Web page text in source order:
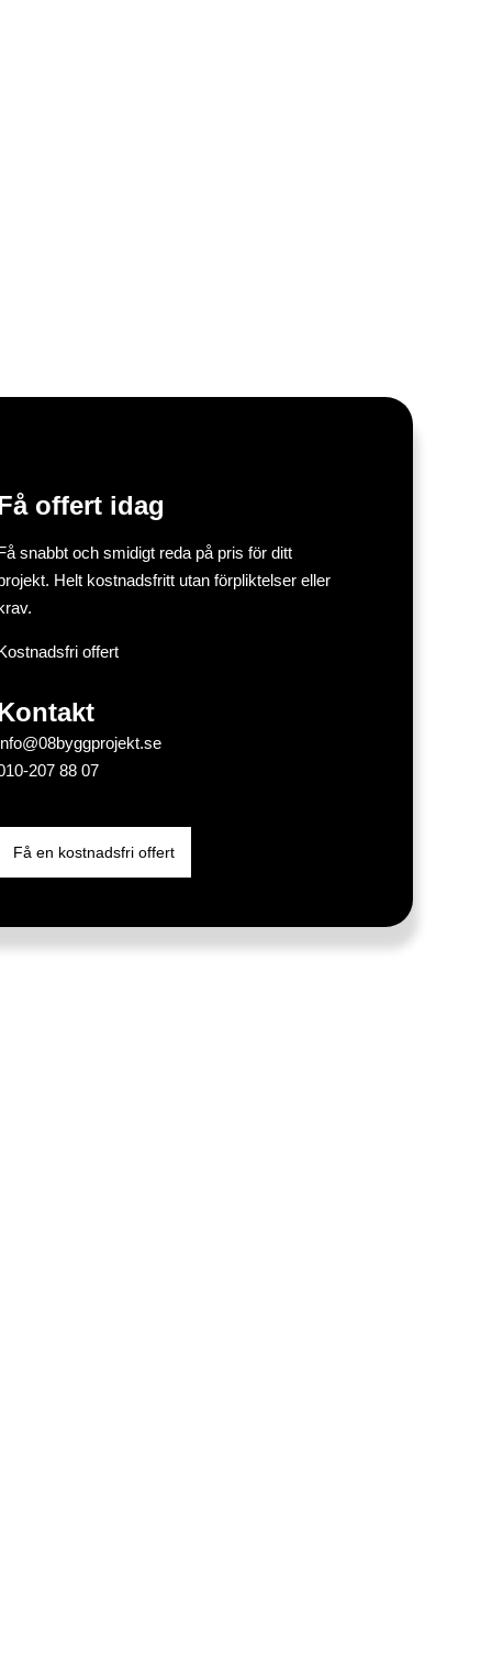
offert idag
Få snabbt och smidigt reda på pris för ditt
Helt kostnadsfritt utan förpliktelser eller
krav.
Kostnadsfri offert
207 88 07
Få en kostnadsfri offert